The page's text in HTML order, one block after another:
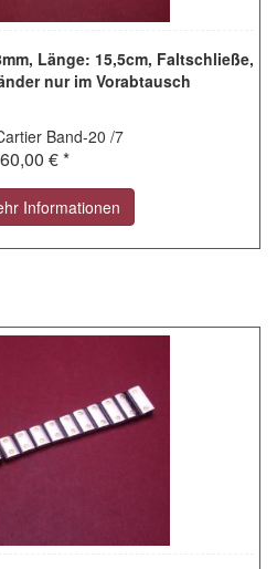
Länge: 15,5cm, Faltschließe,
nur im Vorabtausch
Band-20 /7
€ *
Informationen